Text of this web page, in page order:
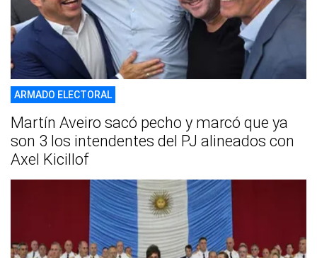
ARMADO ELECTORAL
Martín Aveiro sacó pecho y marcó que ya
son 3 los intendentes del PJ alineados con
Axel Kicillof